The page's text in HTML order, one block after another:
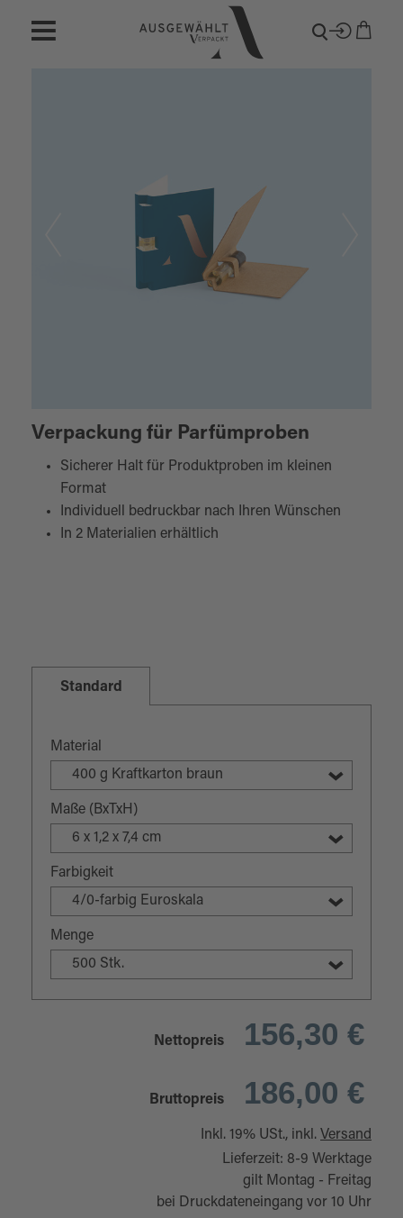
Verpackung für Parfümproben
Sicherer Halt für Produktproben im kleinen
Format
Individuell bedruckbar nach Ihren Wünschen
In 2 Materialien erhältlich
Standard
Material
400 g Kraftkarton braun
Maße (BxTxH)
6 x 1,2 x 7,4 cm
Farbigkeit
4/0-farbig Euroskala
Menge
500 Stk.
Nettopreis 156,30 €
Bruttopreis 186,00 €
Inkl. 19% USt., inkl. Versand
Lieferzeit: 8-9 Werktage
gilt Montag - Freitag
bei Druckdateneingang vor 10 Uhr